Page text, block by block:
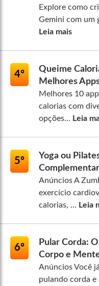
Explore como
Gemini com um
Leia mais
4º
Queime
Melhores
Melhores 10
calorias com
opções... Leia
5º
Yoga ou
Anúncios A
exercício
calorias, ... Leia
6º
Pular Corda:
Corpo e
Anúncios Você
pulando corda e